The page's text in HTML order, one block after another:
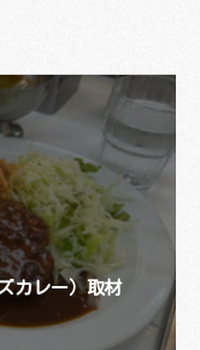
カレー）取材